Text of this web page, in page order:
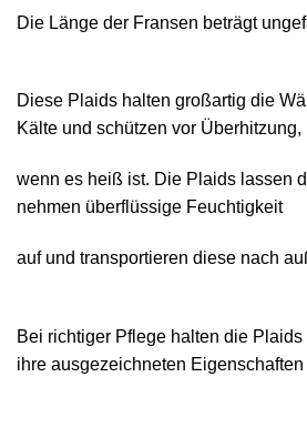
Die Länge der Fransen beträgt
Diese Plaids halten großartig die
Kälte und schützen vor Überhitzung,
wenn es heiß ist. Die Plaids lassen
nehmen überflüssige Feuchtigkeit
auf und transportieren diese nach
Bei richtiger Pflege halten die
ihre ausgezeichneten